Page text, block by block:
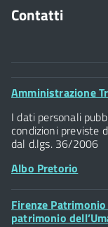
Contatti
Comune di
Palazzo Vecchio
Piazza della
Posta
Footer
Amministrazione
I dati personali
condizioni previste
dal d.lgs. 36/2006
Albo Pretorio
Footer
Widget
Firenze
patrimonio